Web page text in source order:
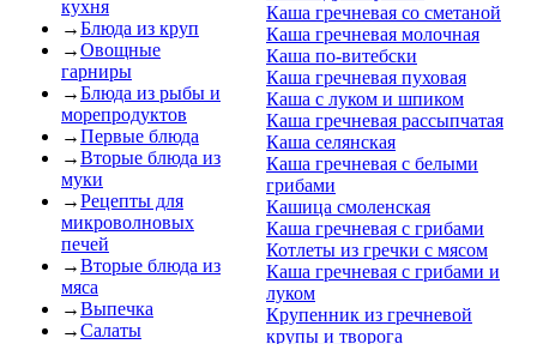
кухня
→Блюда из круп
→Овощные
гарниры
→Блюда из рыбы и
морепродуктов
→Первые блюда
→Вторые блюда из
муки
→Рецепты для
микроволновых
печей
→Вторые блюда из
мяса
→Выпечка
→Салаты
Каша гречневая со сметаной
Каша гречневая молочная
Каша по-витебски
Каша гречневая пуховая
Каша с луком и шпиком
Каша гречневая рассыпчатая
Каша селянская
Каша гречневая с белыми
грибами
Кашица смоленская
Каша гречневая с грибами
Котлеты из гречки с мясом
Каша гречневая с грибами и
луком
Крупенник из гречневой
крупы и творога